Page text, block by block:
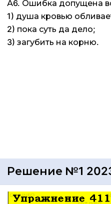
А6. Ошибка допущена
1) душа кровью
2) пока суть да дело;
3) загубить на корню.
Решение №1